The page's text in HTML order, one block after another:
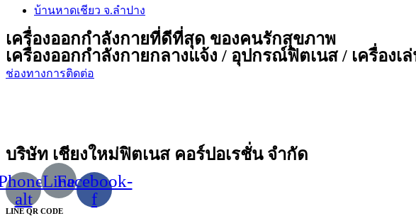
บ้านหาดเชียว จ.ลำปาง
เครื่องออกกำลังกายที่ดีที่สุด ของคนรักสุขภาพ
เครื่องออกกำลังกายกลางแจ้ง / อุปกรณ์ฟิตเนส / เครื่อง
ช่องทางการติดต่อ
บริษัท เชียงใหม่ฟิตเนส คอร์ปอเรชั่น จำกัด
alt
Line
Facebook-
f
LINE QR CODE